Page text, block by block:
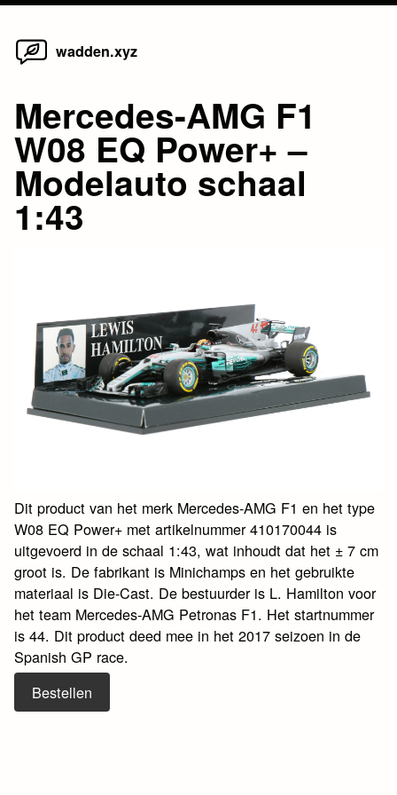
Skip
wadden.xyz
Mercedes-AMG F1
W08 EQ Power+ –
Modelauto schaal
1:43
Dit product van het merk Mercedes-AMG F1 en het type
W08 EQ Power+ met artikelnummer 410170044 is
uitgevoerd in de schaal 1:43, wat inhoudt dat het ± 7 cm
groot is. De fabrikant is Minichamps en het gebruikte
materiaal is Die-Cast. De bestuurder is L. Hamilton voor
het team Mercedes-AMG Petronas F1. Het startnummer
is 44. Dit product deed mee in het 2017 seizoen in de
Spanish GP race.
Bestellen